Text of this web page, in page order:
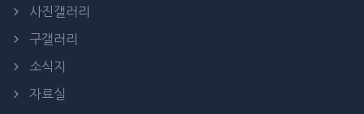
사진갤러리
구갤러리
소식지
자료실